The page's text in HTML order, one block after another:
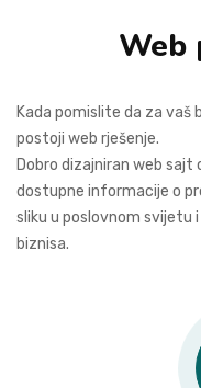
Web
Kada pomislite da za vaš
postoji web rješenje.
Dobro dizajniran web
dostupne informacije o
sliku u poslovnom svijetu
biznisa.